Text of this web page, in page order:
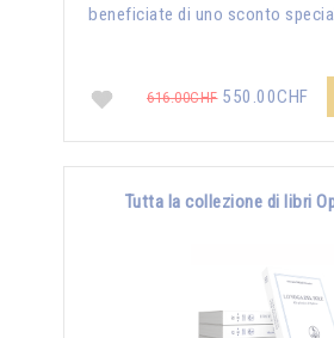
beneficiate di uno sconto
616.00CHF550.00CHF
Tutta la collezione di libri